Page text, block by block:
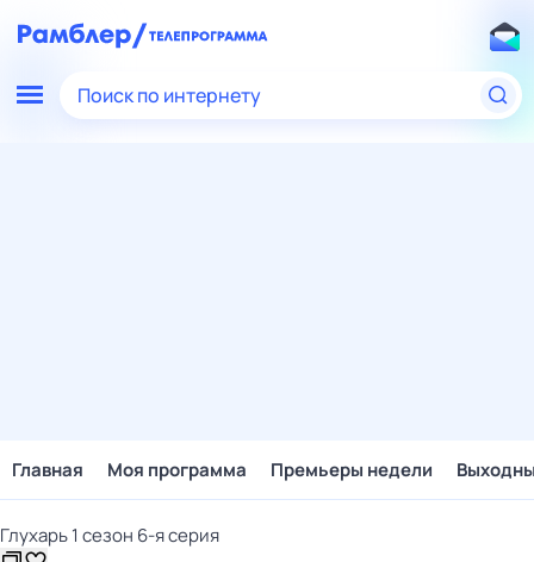
Поиск по интернету
Главная Моя программа Премьеры недели
Глухарь 1 сезон 6-я серия